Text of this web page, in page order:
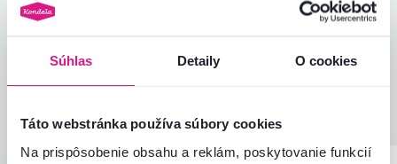
Súhlas Detaily O cookies
Táto webstránka používa súbory cookies
Na prispôsobenie obsahu a reklám, poskytovanie funkcií
2recenzie
Zodpovedá očakávaniam
5,0
Zabalenie výrobku